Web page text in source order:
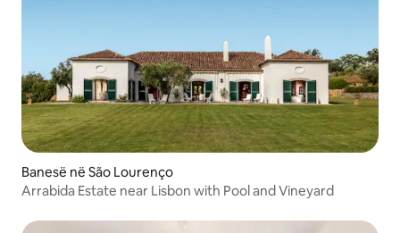
Banesë në São Lourenço
Arrabida Estate near Lisbon with Pool and Vineyard